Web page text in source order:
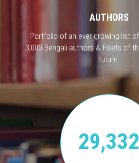
AUTHORS
Portfolio of an ever growing list
3,000 Bengali authors & Poets of
future.
29,332